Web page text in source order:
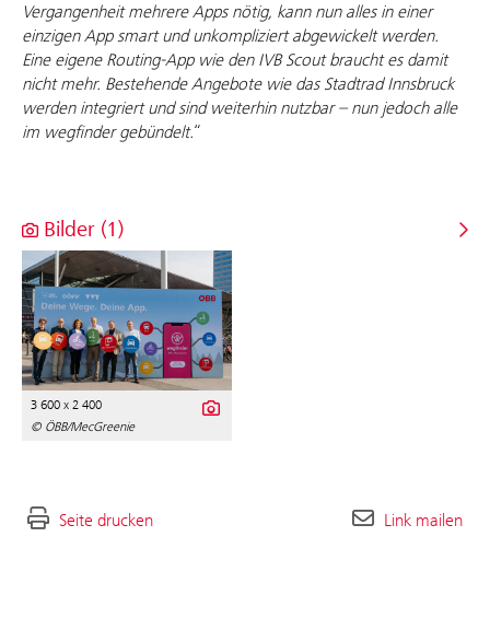
Vergangenheit mehrere Apps nötig, kann nun alles in einer
einzigen App smart und unkompliziert abgewickelt werden.
Eine eigene Routing-App wie den IVB Scout braucht es damit
nicht mehr. Bestehende Angebote wie das Stadtrad Innsbruck
werden integriert und sind weiterhin nutzbar – nun jedoch alle
im wegfinder gebündelt.“
Bilder (1)
3 600 x 2 400
© ÖBB/MecGreenie
Seite drucken Link mailen